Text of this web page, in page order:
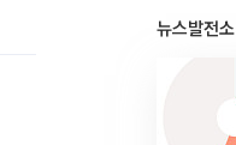
뉴스발전소